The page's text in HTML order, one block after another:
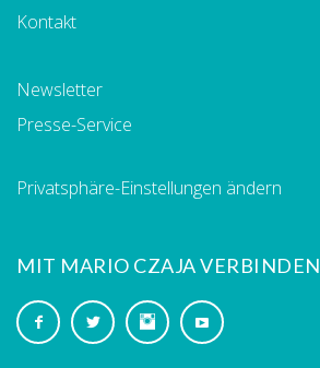
Kontakt
Newsletter
Presse-Service
Privatsphäre-Einstellungen ändern
MIT MARIO CZAJA VERBINDEN